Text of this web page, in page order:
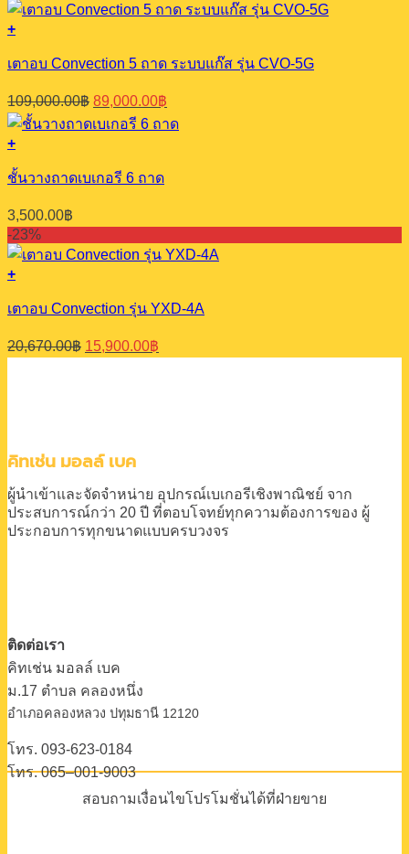
+
เตาอบ Convection 5 ถาด ระบบแก๊ส รุ่น CVO-5G
109,000.00฿ Original
price
was:
89,000.00฿
price
is:
+
ชั้นวางถาดเบเกอรี 6 ถาด
3,500.00฿
-23%
+
เตาอบ Convection รุ่น YXD-4A
20,670.00฿ Original
price
15,900.00฿
price
คิทเช่น มอลล์ เบค
ผู้นำเข้าและจัดจำหน่าย อุปกรณ์เบเกอรีเชิงพาณิชย์ จาก
ประสบการณ์กว่า 20 ปี ที่ตอบโจทย์ทุกความต้องการของ ผู้
ประกอบการทุกขนาดแบบครบวงจร
ติดต่อเรา
คิทเช่น มอลล์ เบค
ม.17 ตําบล คลองหนึ่ง
อําเภอคลองหลวง ปทุมธานี 12120
โทร. 093-623-0184
โทร. 065–001-9003
สอบถามเงื่อนไขโปรโมชั่นได้ที่ฝ่ายขาย